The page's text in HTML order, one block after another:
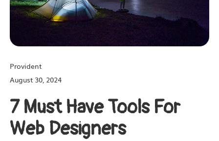
Provident
August 30, 2024
7 Must Have Tools For
Web Designers